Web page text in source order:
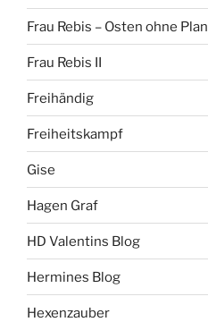
Frau Rebis – Osten ohne Plan
Frau Rebis II
Freihändig
Freiheitskampf
Gise
Hagen Graf
HD Valentins Blog
Hermines Blog
Hexenzauber